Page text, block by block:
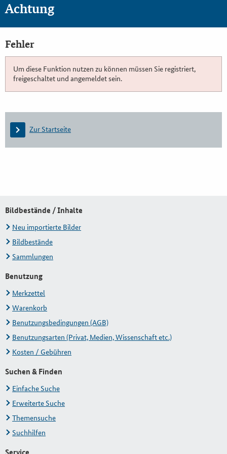
Achtung
Fehler
Um diese Funktion nutzen zu können müssen Sie registriert,
freigeschaltet und angemeldet sein.
Zur Startseite
Bildbestände / Inhalte
Neu importierte Bilder
Bildbestände
Sammlungen
Benutzung
Merkzettel
Warenkorb
Benutzungsbedingungen (AGB)
Benutzungsarten (Privat, Medien, Wissenschaft etc.)
Kosten / Gebühren
Suchen & Finden
Einfache Suche
Erweiterte Suche
Themensuche
Suchhilfen